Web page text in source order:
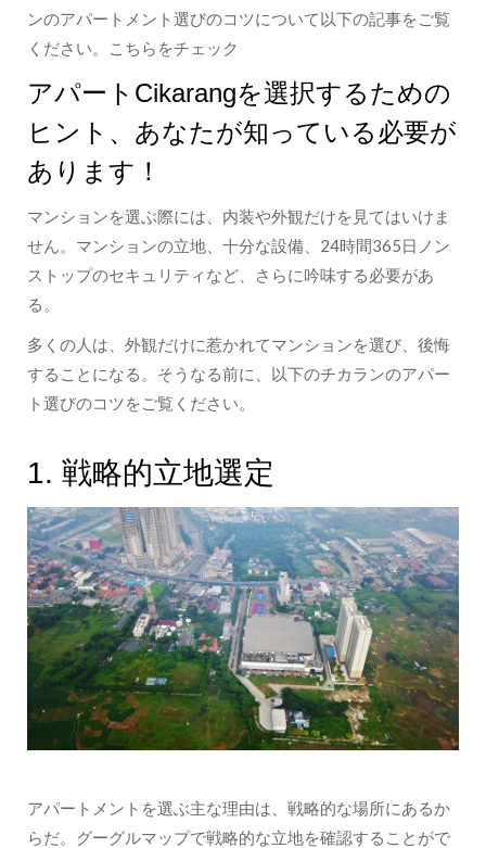
ンのアパートメント選びのコツについて以下の記事をご覧
ください。こちらをチェック
アパートCikarangを選択するための
ヒント、あなたが知っている必要が
あります！
マンションを選ぶ際には、内装や外観だけを見てはいけま
せん。マンションの立地、十分な設備、24時間365日ノン
ストップのセキュリティなど、さらに吟味する必要があ
る。
多くの人は、外観だけに惹かれてマンションを選び、後悔
することになる。そうなる前に、以下のチカランのアパー
ト選びのコツをご覧ください。
1. 戦略的立地選定
アパートメントを選ぶ主な理由は、戦略的な場所にあるか
らだ。グーグルマップで戦略的な立地を確認することがで